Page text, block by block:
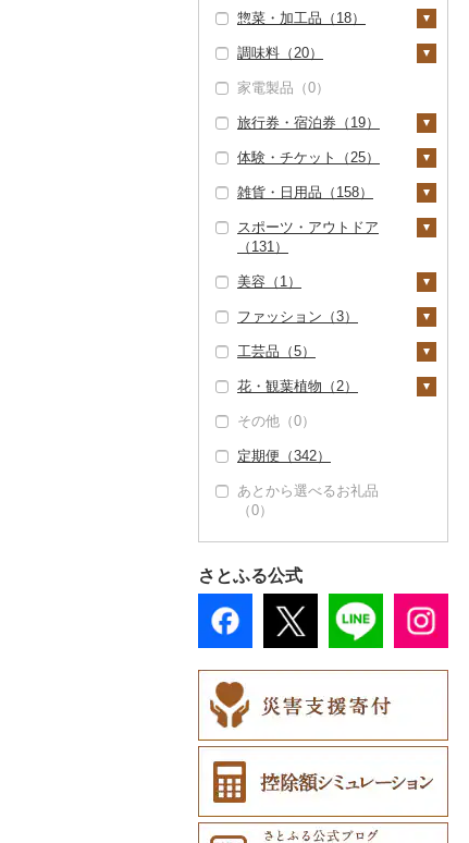
惣菜・加工品（18）
惣菜（1）
餃子（1）
シュウマイ（0）
コロッケ（0）
その他惣菜（0）
カレー・シチュー
その他鍋（0）
スープ（0）
豆腐・納豆（0）
漬物（0）
缶詰・瓶詰（14）
肉（0）
魚（0）
果物（0）
ジャム（13）
（1）
乾物（0）
燻製（スモーク）
その他加工品（0）
調味料（20）
砂糖（0）
塩（0）
醤油（0）
味噌（13）
酢（0）
こしょう（0）
その他調味料（1）
家電製品（0）
旅行券・宿泊券（19）
旅行券（0）
宿泊券（19）
体験・チケット（25）
PayPay商品券（13）
食事券（0）
用券（0）
水族館（0）
動物園（0）
釣り（0）
ダイビング（0）
スキーチケット・リフ
ゴルフプレー券（4）
GDOふるさとゴルフ
プレークーポン（4）
その他のゴルフプレー
券（0）
花火大会チケット
（0）
カタログギフト（0）
その他体験・チケット
雑貨・日用品（158）
家具・インテリア
（3）
タンス（0）
机・テーブル（0）
椅子・チェア・ソファ
ア（3）
寝具（0）
タオル（0）
文房具・印鑑（0）
食器（0）
キッチン用品（1）
包丁（0）
フライパン（0）
土鍋（0）
その他キッチン用品
（0）
日用品（0）
楽器・器材（0）
（0）
ご当地キャラクター
（0）
ベビー用品（0）
ペット用品（151）
防災グッズ（0）
その他雑貨（4）
スポーツ・アウトドア
（131）
ゴルフ（0）
釣り（0）
サイクリング（0）
アウトドア・キャンプ
美容（1）
スキンケア（0）
シャンプー・リンス
（0）
入浴剤（1）
アロマ（0）
その他美容（0）
ファッション（3）
鞄・バッグ（0）
洋服（0）
和服（0）
靴・履物（0）
アクセサリー（0）
ショール・ストール
（0）
ネクタイ・ベルト
（0）
マフラー・手袋（0）
その他服飾小物（3）
工芸品（5）
織物（0）
陶器・漆器（0）
その他装飾品・工芸品
数珠（0）
工芸品（5）
播州そろばん（0）
美濃和紙（0）
民芸品（0）
花・観葉植物（2）
観葉植物・苗木（0）
花（2）
胡蝶蘭（0）
ラワー（0）
その他花（2）
盆栽・その他（0）
その他（0）
定期便（342）
あとから選べるお礼品
（0）
さとふる公式